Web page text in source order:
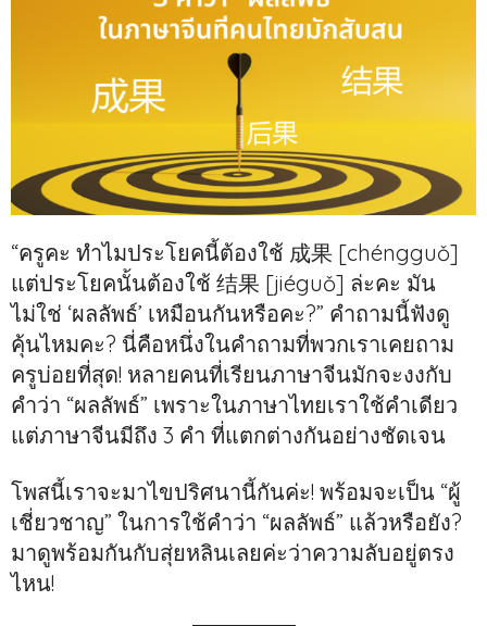
“ครูคะ ทำไมประโยคนี้ต้องใช้ 成果 [chéngguǒ]
แต่ประโยคนั้นต้องใช้ 结果 [jiéguǒ] ล่ะคะ มัน
ไม่ใช่ ‘ผลลัพธ์’ เหมือนกันหรือคะ?” คำถามนี้ฟังดู
คุ้นไหมคะ? นี่คือหนึ่งในคำถามที่พวกเราเคยถาม
ครูบ่อยที่สุด! หลายคนที่เรียนภาษาจีนมักจะงงกับ
คำว่า “ผลลัพธ์” เพราะในภาษาไทยเราใช้คำเดียว
แต่ภาษาจีนมีถึง 3 คำ ที่แตกต่างกันอย่างชัดเจน
โพสนี้เราจะมาไขปริศนานี้กันค่ะ! พร้อมจะเป็น “ผู้
เชี่ยวชาญ” ในการใช้คำว่า “ผลลัพธ์” แล้วหรือยัง?
มาดูพร้อมกันกับสุ่ยหลินเลยค่ะว่าความลับอยู่ตรง
ไหน!